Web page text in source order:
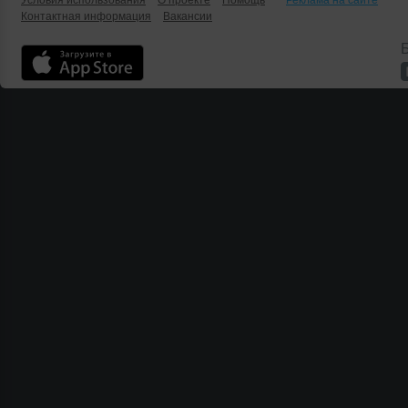
Контактная информация
Вакансии